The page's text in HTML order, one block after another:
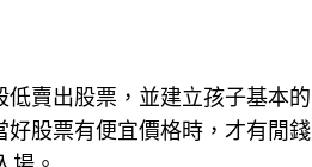
賣出股票，並建立孩子基本的
股票有便宜價格時，才有閒錢